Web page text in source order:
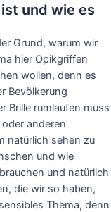
und wie es
Grund, warum wir
hier Opikgriffen
wollen, denn es
Bevölkerung
Brille rumlaufen muss
anderen
natürlich sehen zu
und wie
und natürlich
die wir so haben,
Thema, denn